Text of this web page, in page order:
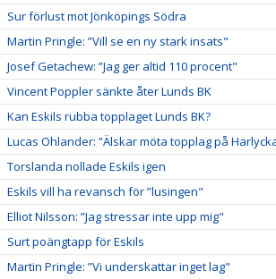
Sur förlust mot Jönköpings Södra
Martin Pringle: ”Vill se en ny stark insats"
Josef Getachew: ”Jag ger altid 110 procent"
Vincent Poppler sänkte åter Lunds BK
Kan Eskils rubba topplaget Lunds BK?
Lucas Ohlander: ”Älskar möta topplag på
Torslanda nollade Eskils igen
Eskils vill ha revansch för ”lusingen"
Elliot Nilsson: ”Jag stressar inte upp mig"
Surt poängtapp för Eskils
Martin Pringle: ”Vi underskattar inget lag"